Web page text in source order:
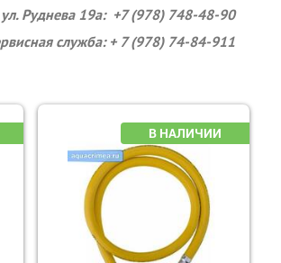
ул. Руднева 19а: +7 (978) 748-48-90
служба: + 7 (978) 74-84-911